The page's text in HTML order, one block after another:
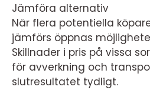
Jämföra alternativ
När flera potentiella
jämförs öppnas
Skillnader i pris på vissa
för avverkning och
slutresultatet tydligt.